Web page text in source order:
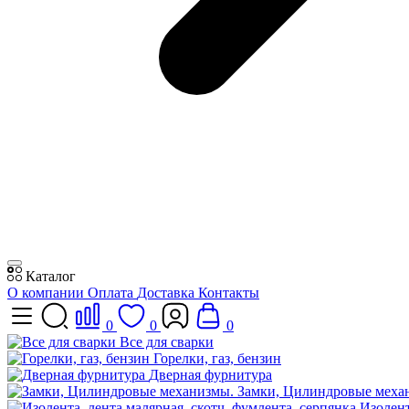
Каталог
О компании Оплата Доставка Контакты
0 0
0
Все для сварки
Горелки, газ, бензин
Дверная фурнитура
Замки, Цилиндровые